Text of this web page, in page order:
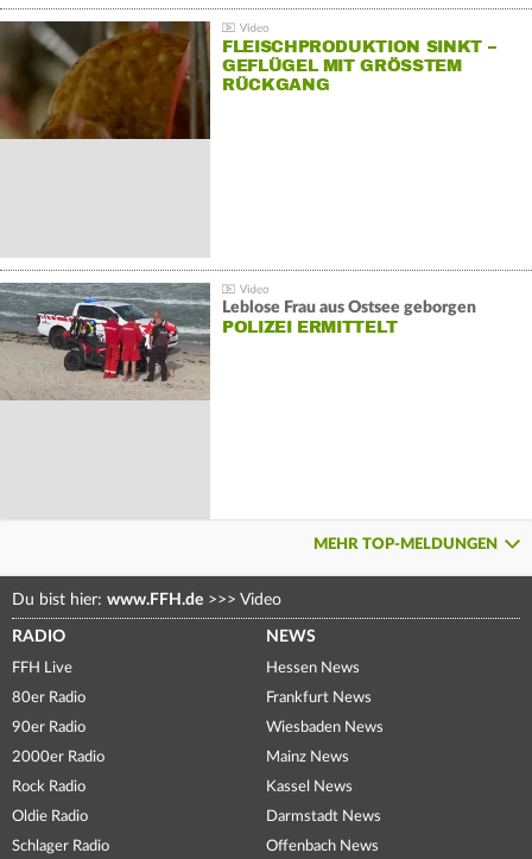
FLEISCHPRODUKTION SINKT –
GEFLÜGEL MIT GRÖSSTEM R
ÜCKGANG
Leblose Frau aus Ostsee geborgen
POLIZEI ERMITTELT
MEHR TOP-MELDUNGEN
Du bist hier: www.FFH.de >>> Video
RADIO
FFH Live
80er Radio
90er Radio
2000er Radio
Rock Radio
Oldie Radio
Schlager Radio
NEWS
Hessen News
Frankfurt News
Wiesbaden News
Mainz News
Kassel News
Darmstadt News
Offenbach News